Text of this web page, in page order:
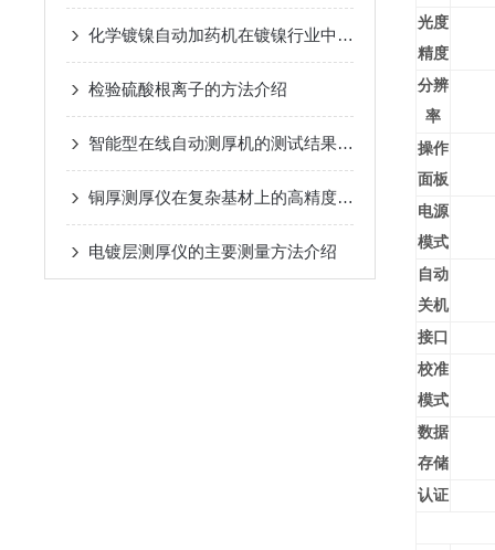
化学镀镍自动加药机在镀镍行业中的关键作用
检验硫酸根离子的方法介绍
智能型在线自动测厚机的测试结果怎么判断？
铜厚测厚仪在复杂基材上的高精度测量原理
电镀层测厚仪的主要测量方法介绍
光度
精度
分辨
率
操作
面板
电源
模式
自动
关机
接口
校准
模式
数据
存储
认证